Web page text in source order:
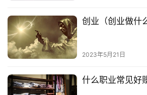
适合女性的职业有哪些?女性适
女生创业小项目有哪些?独立的
本文来自投稿，不代表早谈创业网立场，
创业（创业做什
2023年5月21日
什么职业常见好